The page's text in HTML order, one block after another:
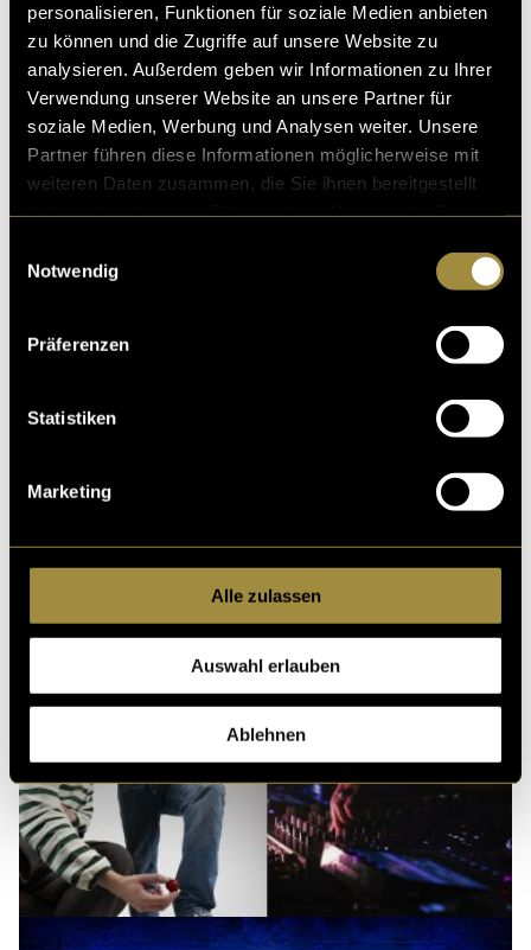
personalisieren, Funktionen für soziale Medien anbieten
zu können und die Zugriffe auf unsere Website zu
analysieren. Außerdem geben wir Informationen zu Ihrer
Verwendung unserer Website an unsere Partner für
soziale Medien, Werbung und Analysen weiter. Unsere
Partner führen diese Informationen möglicherweise mit
weiteren Daten zusammen, die Sie ihnen bereitgestellt
Notwendig
Präferenzen
Statistiken
Marketing
Alle zulassen
Auswahl erlauben
Ablehnen